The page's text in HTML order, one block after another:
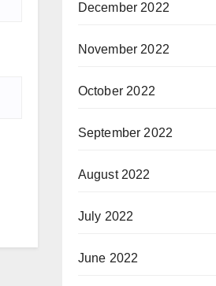
December 2022
November 2022
October 2022
September 2022
August 2022
July 2022
June 2022